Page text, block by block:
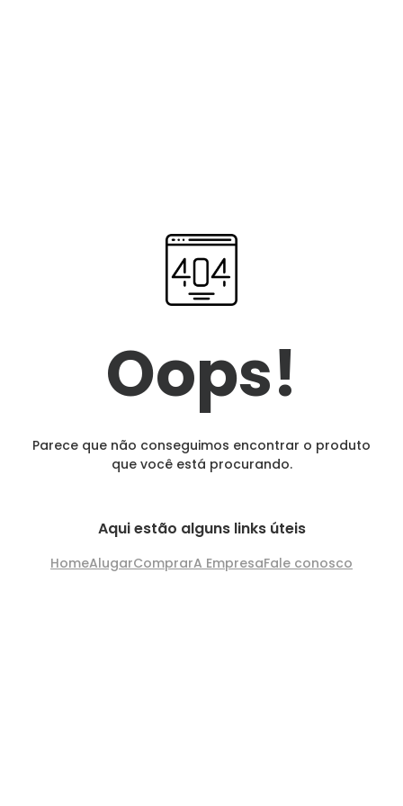
Oops!
Parece que não conseguimos encontrar o produto
que você está procurando.
Aqui estão alguns links úteis
HomeAlugarComprarA EmpresaFale conosco